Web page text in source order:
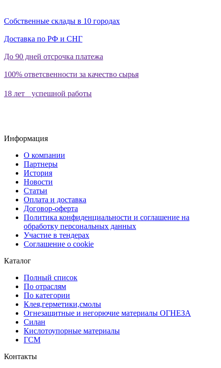
Собственные склады в 10 городах
Доставка по РФ и СНГ
До 90 дней отсрочка платежа
100% ответсвенности за качество сырья
18 лет успешной работы
Информация
О компании
Партнеры
История
Новости
Статьи
Оплата и доставка
Договор-оферта
Политика конфиденциальности и соглашение на
обработку персональных данных
Участие в тендерах
Соглашение о cookie
Каталог
Полный список
По отраслям
По категории
Клея,герметики,смолы
Огнезащитные и негорючие материалы ОГНЕЗА
Силан
Кислотоупорные материалы
ГСМ
Контакты